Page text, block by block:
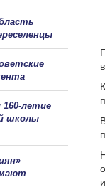
летие
школы